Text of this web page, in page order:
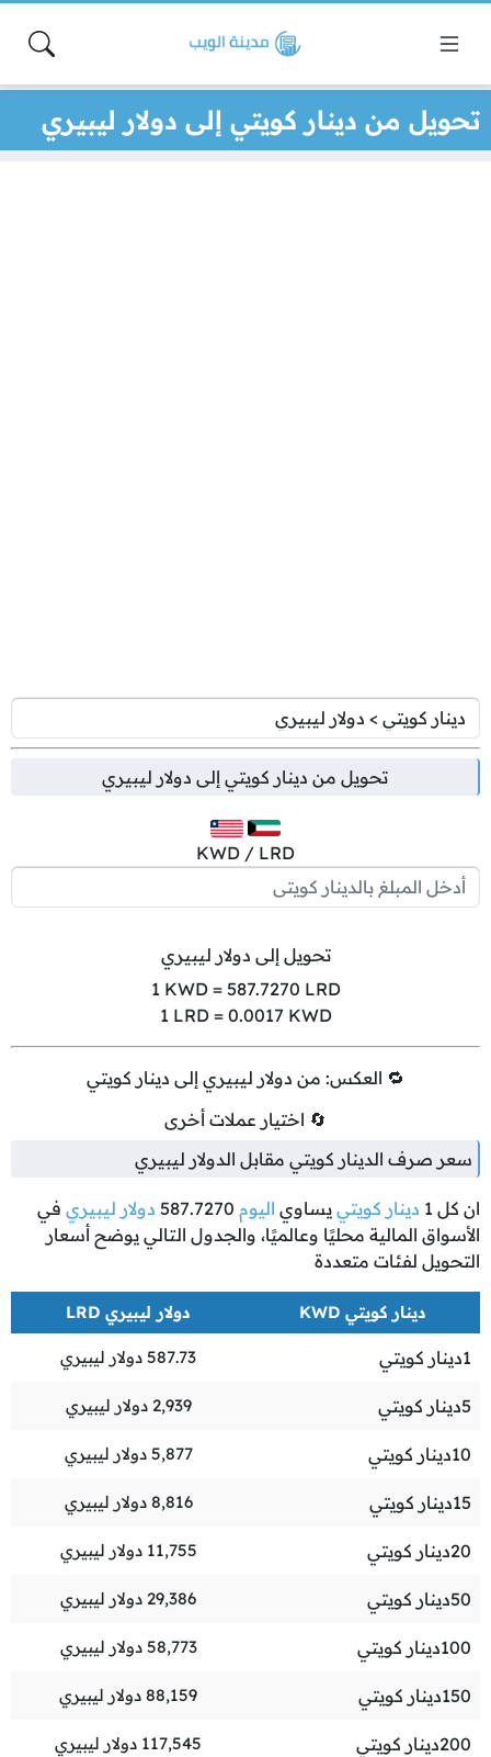
تحويل من دينار كويتي إلى دولار ليبيري
تحويل من دينار كويتي إلى دولار ليبيري
KWD / LRD
تحويل إلى دولار ليبيري
1 KWD = 587.7270 LRD
1 LRD = 0.0017 KWD
🔁 العكس: من دولار ليبيري إلى دينار كويتي
🔄 اختيار عملات أخرى
سعر صرف الدينار كويتي مقابل الدولار ليبيري
ان كل 1 دينار كويتي يساوي اليوم 587.7270 دولار ليبيري في
الأسواق المالية محليًا وعالميًا، والجدول التالي يوضح أسعار
التحويل لفئات متعددة
دينار كويتي KWD دولار ليبيري LRD
1دينار كويتي 587.73 دولار ليبيري
5دينار كويتي 2,939 دولار ليبيري
10دينار كويتي 5,877 دولار ليبيري
15دينار كويتي 8,816 دولار ليبيري
20دينار كويتي 11,755 دولار ليبيري
50دينار كويتي 29,386 دولار ليبيري
100دينار كويتي 58,773 دولار ليبيري
150دينار كويتي 88,159 دولار ليبيري
200دينار كويتي 117,545 دولار ليبيري